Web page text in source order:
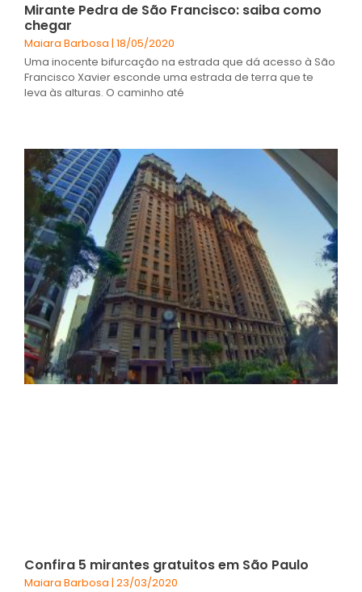
Mirante Pedra de São Francisco: saiba como
chegar
Maiara Barbosa 18/05/2020
Uma inocente bifurcação na estrada que dá acesso à São
Francisco Xavier esconde uma estrada de terra que te
leva às alturas. O caminho até
Confira 5 mirantes gratuitos em São Paulo
Maiara Barbosa 23/03/2020